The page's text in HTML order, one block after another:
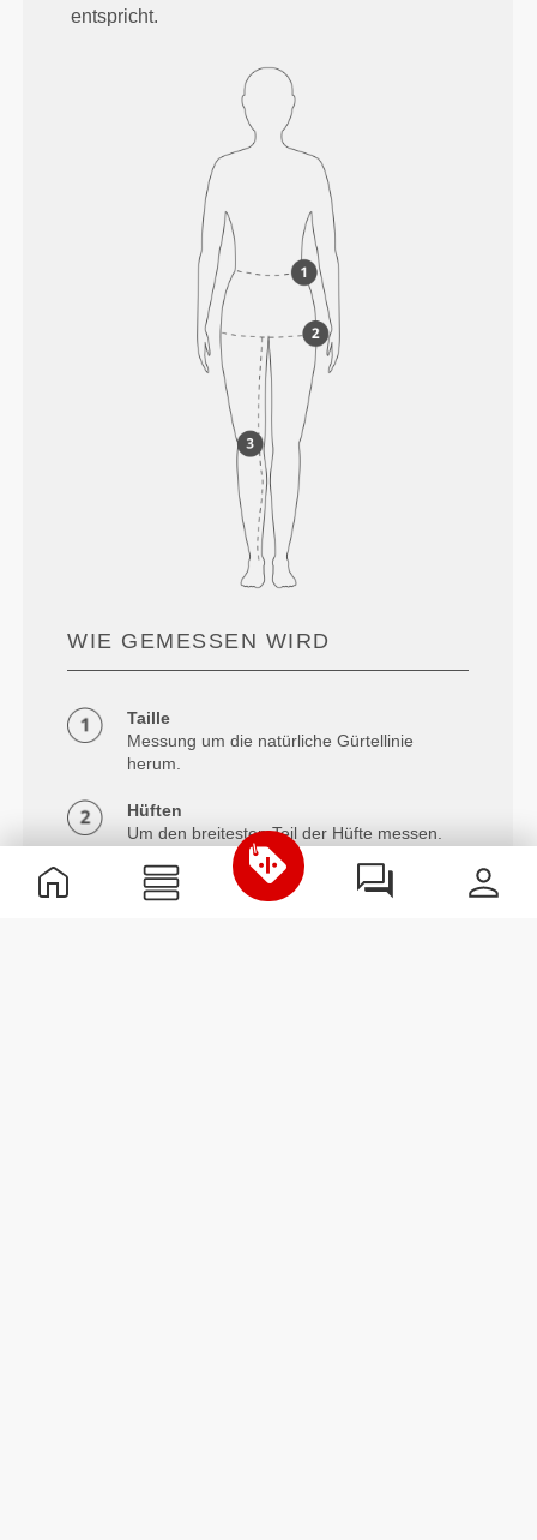
entspricht.
WIE GEMESSEN WIRD
Taille
Messung um die natürliche Gürtellinie
herum.
Hüften
Um den breitesten Teil der Hüfte messen.
Innennaht
Gemessen vom Schritt bis unter die